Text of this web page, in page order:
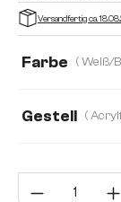
Versandfertig ca.
Farbe
Gestell